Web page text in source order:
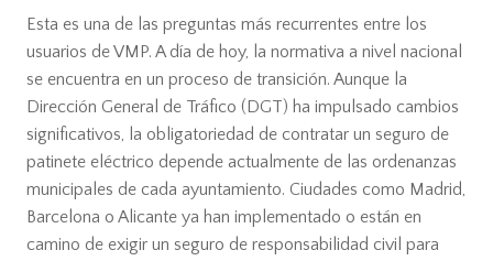
Esta es una de las preguntas más recurrentes entre los
usuarios de VMP. A día de hoy, la normativa a nivel nacional
se encuentra en un proceso de transición. Aunque la
Dirección General de Tráfico (DGT) ha impulsado cambios
significativos, la obligatoriedad de contratar un seguro de
patinete eléctrico depende actualmente de las ordenanzas
municipales de cada ayuntamiento. Ciudades como Madrid,
Barcelona o Alicante ya han implementado o están en
camino de exigir un seguro de responsabilidad civil para